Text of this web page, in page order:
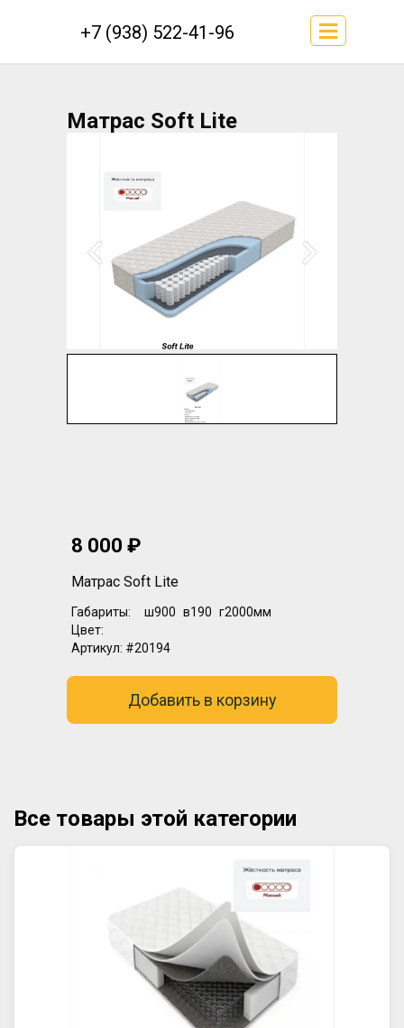
+7 (938) 522-41-96
Матрас Soft Lite
8 000 ₽
Матрас Soft Lite
Габариты: ш900 в190 г2000мм
Цвет:
Артикул: #20194
Добавить в корзину
Все товары этой категории